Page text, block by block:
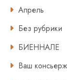
Апрель
Без рубрики
БИЕННАЛЕ
Ваш консьерж